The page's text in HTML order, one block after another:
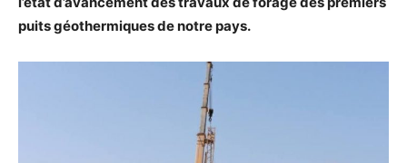
puits géothermiques de notre pays.